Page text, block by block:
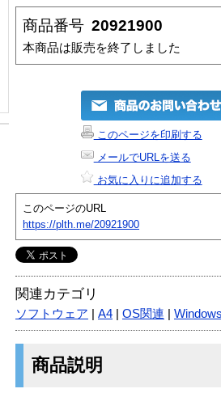
商品番号 20921900
本商品は販売を終了しました
このページを印刷する
メールでURLを送る
お気に入りに追加する
このページのURL
https://plth.me/20921900
関連カテゴリ
ソフトウェア A4 OS関連
商品説明